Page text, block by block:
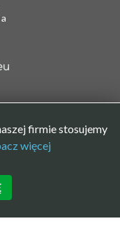
|BIP
firmie stosujemy
więcej